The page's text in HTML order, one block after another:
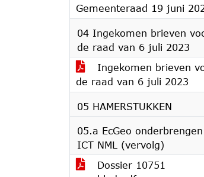
Gemeenteraad 19 juni
04 Ingekomen brieven
de raad van 6 juli 2023
Ingekomen brieven
de raad van 6 juli 2023
05 HAMERSTUKKEN
05.a EcGeo
ICT NML (vervolg)
Dossier 10751